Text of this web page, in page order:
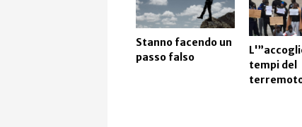
Stanno facendo un
passo falso
tempi del